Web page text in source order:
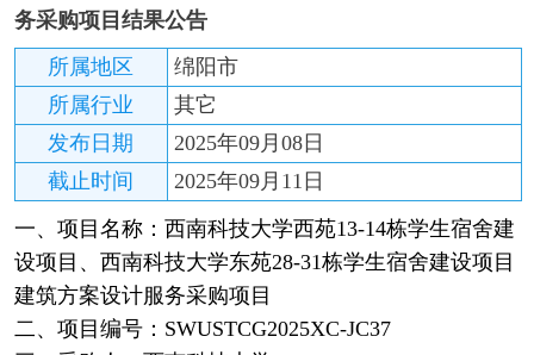
达州市
资阳市 眉山市
务采购项目结果公告
所属地区
绵阳市
所属行业
其它
发布日期
2025年09月08日
截止时间
2025年09月11日
一、项目名称：西南科技大学西苑13-14栋学生宿舍建
设项目、西南科技大学东苑28-31栋学生宿舍建设项目
建筑方案设计服务采购项目
二、项目编号：SWUSTCG2025XC-JC37